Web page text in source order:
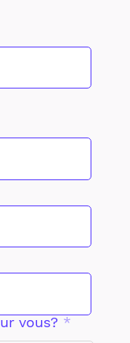
vous?